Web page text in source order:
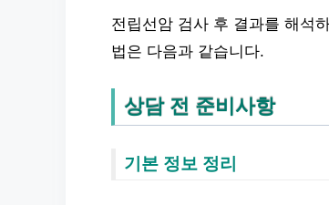
전립선암 검사 후 결과를 해석
법은 다음과 같습니다.
상담 전 준비사항
기본 정보 정리